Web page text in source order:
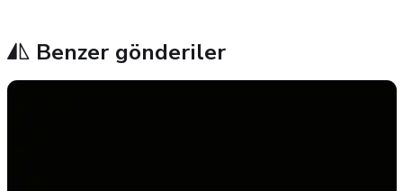
Benzer gönderiler